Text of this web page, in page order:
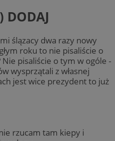
DODAJ
ślązacy dwa razy nowy
roku to nie pisaliście o
pisaliście o tym w ogóle -
wysprzątali z własnej
jest wice prezydent to już
rzucam tam kiepy i